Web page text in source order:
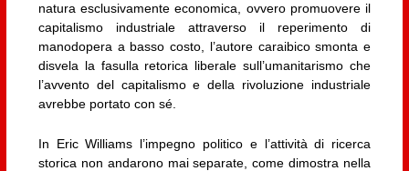
natura esclusivamente economica, ovvero promuovere il
capitalismo industriale attraverso il reperimento di
manodopera a basso costo, l’autore caraibico smonta e
disvela la fasulla retorica liberale sull’umanitarismo che
l’avvento del capitalismo e della rivoluzione industriale
avrebbe portato con sé.
In Eric Williams l’impegno politico e l’attività di ricerca
storica non andarono mai separate, come dimostra nella